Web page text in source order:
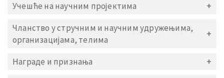
Учешће на научним пројектима
Чланство у стручним и научним удружењима,
организацијама, телима
Награде и признања